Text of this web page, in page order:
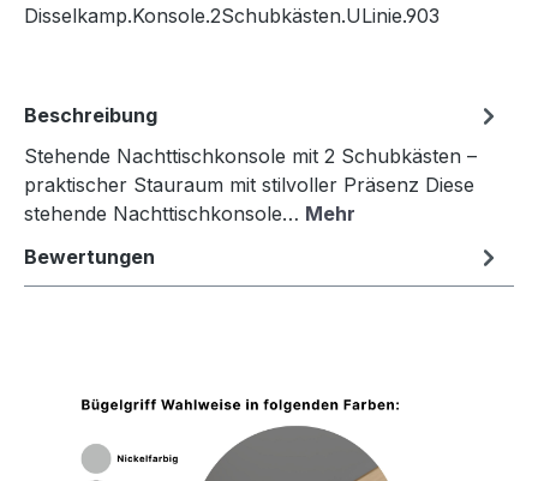
Disselkamp.Konsole.2Schubkästen.ULinie.903
Beschreibung
Stehende Nachttischkonsole mit 2 Schubkästen –
praktischer Stauraum mit stilvoller Präsenz Diese
stehende Nachttischkonsole… Mehr
Bewertungen